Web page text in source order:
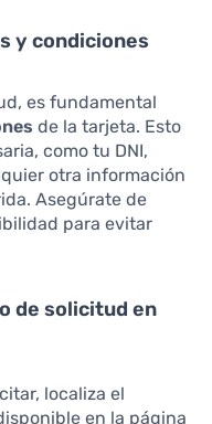
y condiciones
es fundamental
de la tarjeta. Esto
como tu DNI,
otra información
Asegúrate de
para evitar
de solicitud en
localiza el
en la página